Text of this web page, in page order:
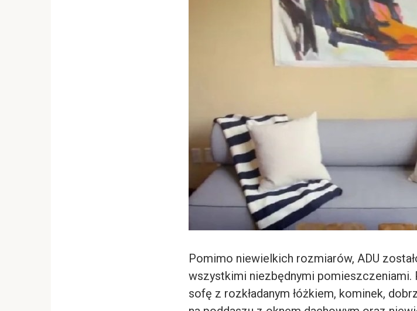
Pomimo niewielkich rozmiarów, ADU
wszystkimi niezbędnymi pomieszczeniami.
sofę z rozkładanym łóżkiem, kominek,